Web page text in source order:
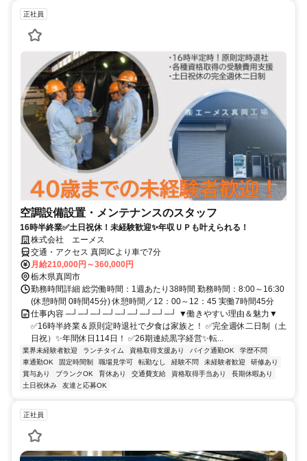
正社員
空調設備設置・メンテナンスのスタッフ
16時半終業✅土日祝休！未経験歓迎✨年収ＵＰも叶えられる！
株式会社 エーメス
交通・アクセス 真岡ICより車で7分
月給210,000円～360,000円
栃木県真岡市
勤務時間詳細 総労働時間：1週あたり38時間 勤務時間：8:00～16:30
(休憩時間 0時間45分) 休憩時間／12：00～12：45 実働7時間45分
仕事内容 ─┘─┘─┘─┘─┘─┘─┘─┘─┘ ▼働きやすい理由＆魅力▼
✅16時半終業＆原則定時退社で夕食は家族と！ ✅完全週休二日制（土
日祝）✨年間休日114日！ ✅26期連続黒字経営✨転...
業界未経験者歓迎 ランチタイム 資格取得支援あり バイク通勤OK
学歴不問
車通勤OK
固定時間制 職場見学可 転勤なし 経験不問 未経験者歓迎
研修あり
賞与あり
ブランクOK 育休あり 交通費支給 資格取得手当あり
長期休暇あり
土日祝休み
友達と応募OK
正社員